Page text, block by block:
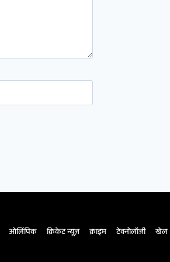
ओलिंपिक क्रिकेट न्यूज़ क्राइम टेक्नोलॉजी खेल